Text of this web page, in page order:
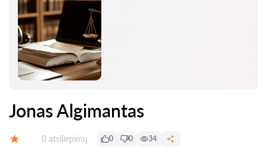
Jonas Algimantas
Atsiliepimų:
0 atsiliepimų 0 0 34